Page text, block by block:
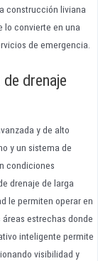
construcción liviana
lo convierte en una
de emergencia.
drenaje
y de alto
y un sistema de
condiciones
drenaje de larga
le permiten operar en
estrechas donde
inteligente permite
visibilidad y